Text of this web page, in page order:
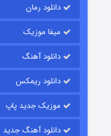
قسمت
دانلود رمان
میفا موزیک
دانلود آهنگ
دانلود ریمکس
موزیک جدید پاپ
دانلود آهنگ جدید